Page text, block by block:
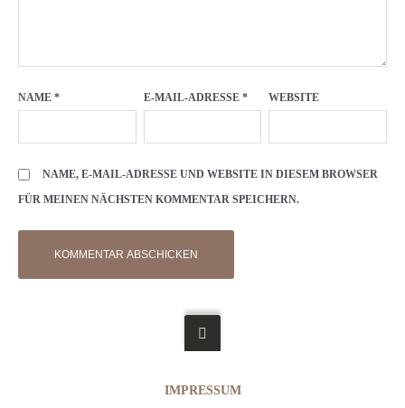
NAME * E-MAIL-ADRESSE * WEBSITE
NAME, E-MAIL-ADRESSE UND WEBSITE IN DIESEM BROWSER
FÜR MEINEN NÄCHSTEN KOMMENTAR SPEICHERN.
IMPRESSUM